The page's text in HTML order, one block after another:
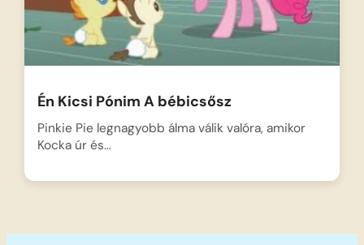
Én Kicsi Pónim A bébicsősz
Pinkie Pie legnagyobb álma válik valóra, amikor
Kocka úr és…